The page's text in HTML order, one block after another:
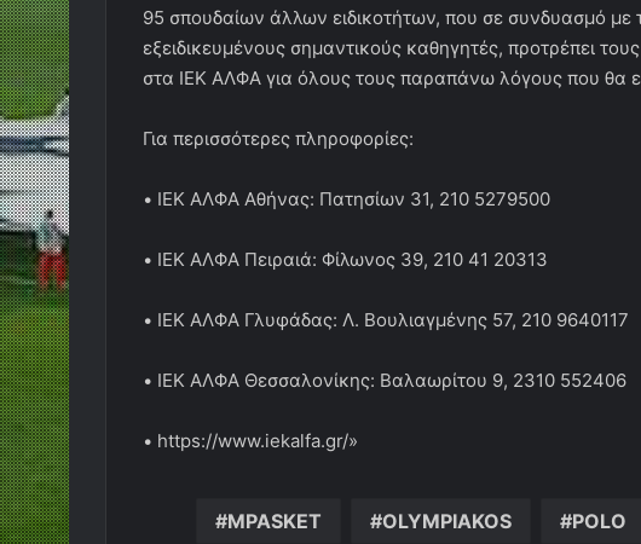
95 σπουδαίων άλλων ειδικοτήτων, που σε συνδυασμό με
εξειδικευμένους σημαντικούς καθηγητές, προτρέπει
στα ΙΕΚ ΑΛΦΑ για όλους τους παραπάνω λόγους που θα
Για περισσότερες πληροφορίες:
• ΙΕΚ ΑΛΦΑ Αθήνας: Πατησίων 31, 210 5279500
• ΙΕΚ ΑΛΦΑ Πειραιά: Φίλωνος 39, 210 41 20313
• ΙΕΚ ΑΛΦΑ Γλυφάδας: Λ. Βουλιαγμένης 57, 210 9640117
• ΙΕΚ ΑΛΦΑ Θεσσαλονίκης: Βαλαωρίτου 9, 2310 552406
• https://www.iekalfa.gr/»
MPASKET OLYMPIAKOS POLO